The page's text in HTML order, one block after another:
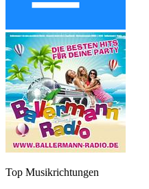
Top Musikrichtungen